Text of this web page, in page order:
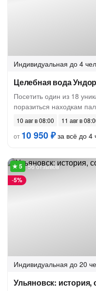
Индивидуальная до 4
Целебная вода
Посетить один из 18
поразиться находкам
10 авг в 08:00
11 авг в
от 10 950 ₽за всё до 4
-5%
56 отзывов
Индивидуальная до 20
Ульяновск: